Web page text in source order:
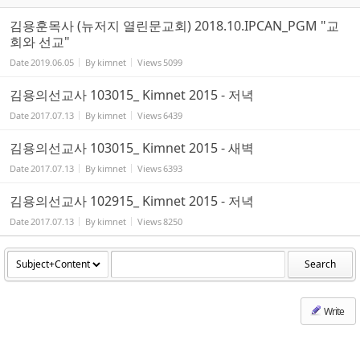
김용훈목사 (뉴저지 열린문교회) 2018.10.IPCAN_PGM "교
회와 선교"
Date 2019.06.05 By kimnet Views 5099
김용의선교사 103015_ Kimnet 2015 - 저녁
Date 2017.07.13 By kimnet Views6439
김용의선교사 103015_ Kimnet 2015 - 새벽
Date 2017.07.13 By kimnet Views6393
김용의선교사 102915_ Kimnet 2015 - 저녁
Date 2017.07.13 By kimnet Views8250
Search
Write